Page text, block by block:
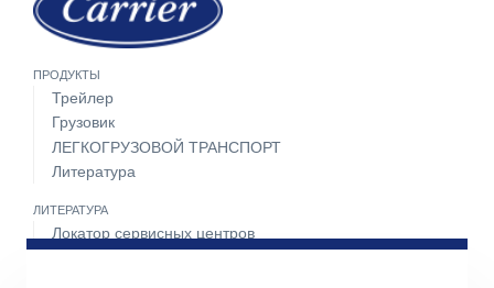
ПРОДУКТЫ
Трейлер
Грузовик
ЛЕГКОГРУЗОВОЙ ТРАНСПОРТ
Литература
ЛИТЕРАТУРА
Локатор сервисных центров